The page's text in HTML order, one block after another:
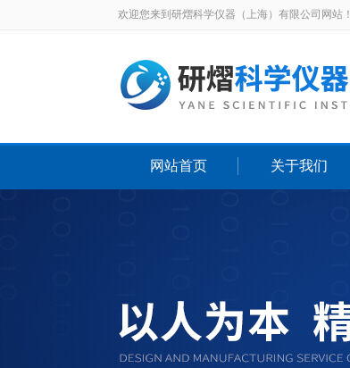
欢迎您来到研熠科学仪器（上海）有限公司网站！
网站首页 关于我们